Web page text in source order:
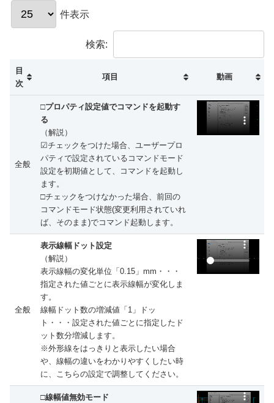
件表示
検索:
目
次
項目 動画
全般
□プロパティ設定値でコマンドを起動す
る
（解説）
☑チェックをつけた場合、ユーザープロ
パティで設定されているコマンドモード
設定を初期値として、コマンドを起動し
ます。
□チェックをつけなかった場合、前回の
コマンドモード状態(変更利用されていれ
ば、そのまま)でコマンド起動します。
全般
表示線幅ドット設定
（解説）
表示線幅の変化単位「0.15」mm・・・
指定された値ごとに表示線幅が変化しま
す。
線幅ドット数の増減値「1」ドッ
ト・・・設定された値ごとに指定したド
ット数分増減します。
※外形線をはっきりと表示したい場合
や、線幅の違いをわかりやすくしたい時
に、こちらの設定で調整してください。
□線幅値無効モード